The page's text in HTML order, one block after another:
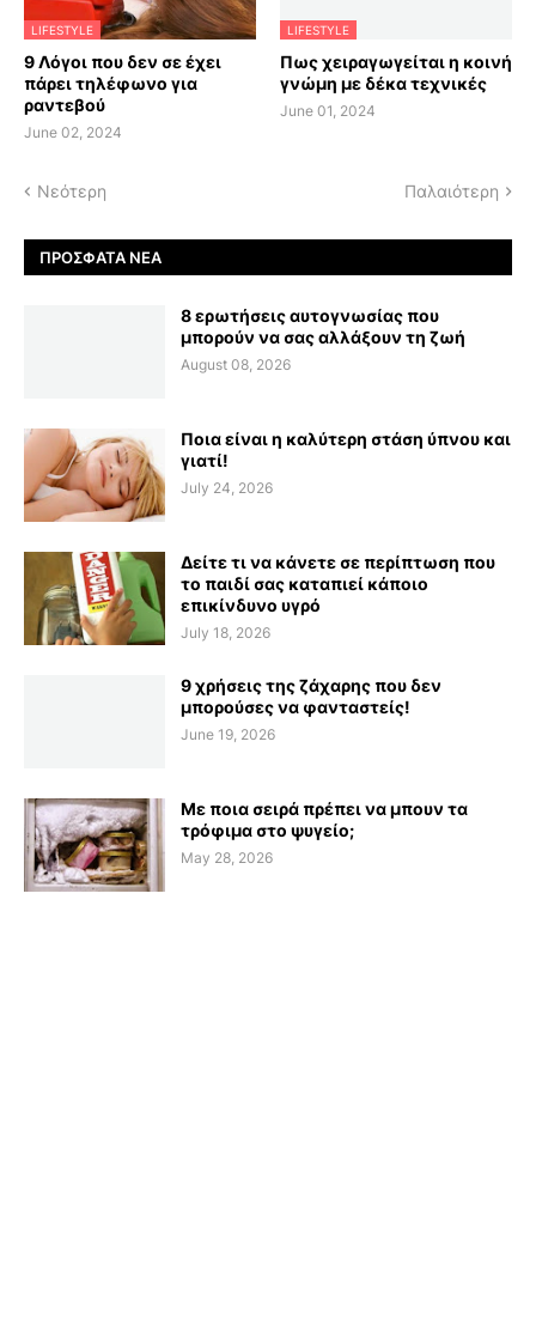
LIFESTYLE
9 Λόγοι που δεν σε έχει
πάρει τηλέφωνο για
ραντεβού
June 02, 2024
LIFESTYLE
Πως χειραγωγείται η κοινή
γνώμη με δέκα τεχνικές
June 01, 2024
Νεότερη Παλαιότερη
ΠΡΌΣΦΑΤΑ ΝΈΑ
8 ερωτήσεις αυτογνωσίας που
μπορούν να σας αλλάξουν τη ζωή
August 08, 2026
Ποια είναι η καλύτερη στάση ύπνου και
γιατί!
July 24, 2026
Δείτε τι να κάνετε σε περίπτωση που
το παιδί σας καταπιεί κάποιο
επικίνδυνο υγρό
July 18, 2026
9 χρήσεις της ζάχαρης που δεν
μπορούσες να φανταστείς!
June 19, 2026
Με ποια σειρά πρέπει να μπουν τα
τρόφιμα στο ψυγείο;
May 28, 2026